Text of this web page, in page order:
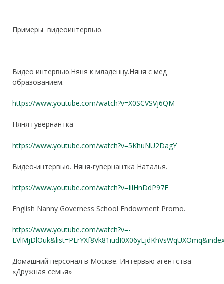
Примеры видеоинтервью.
Видео интервью.Няня к младенцу.Няня с мед
образованием.
https://www.youtube.com/watch?v=X0SCVSVj6QM
Няня гувернантка
https://www.youtube.com/watch?v=5KhuNU2DagY
Видео-интервью. Няня-гувернантка Наталья.
https://www.youtube.com/watch?v=IilHnDdP97E
English Nanny Governess School Endowment Promo.
https://www.youtube.com/watch?v=-
Домашний персонал в Москве. Интервью агентства
«Дружная семья»